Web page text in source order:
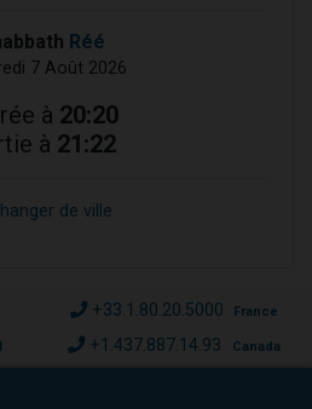
Réé
7 Août 2026
à 20:20
à 21:22
de ville
+33.1.80.20.5000 France
+1.437.887.14.93 Canada